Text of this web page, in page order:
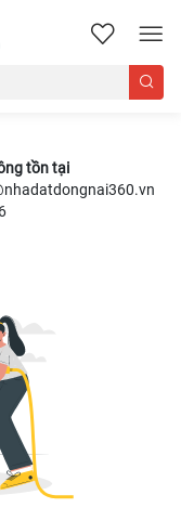
nhadatdongnai360.vn
tồn tại